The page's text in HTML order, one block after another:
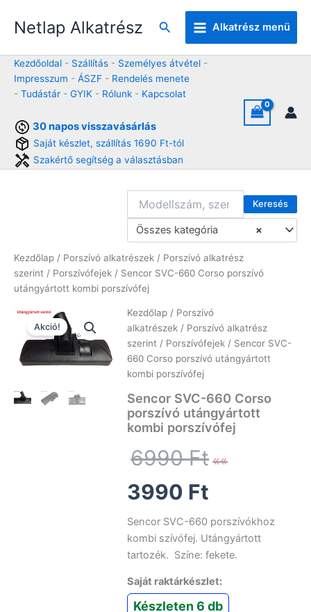
Netlap Alkatrész Keresés Alkatrész menü
Kezdőoldal - Szállítás - Személyes átvétel -
Impresszum - ÁSZF - Rendelés menete
- Tudástár - GYIK - Rólunk - Kapcsolat
30 napos visszavásárlás
Saját készlet, szállítás 1690 Ft-tól
Szakértő segítség a választásban
Keresés
×
Összes kategória
Kezdőlap / Porszívó alkatrészek / Porszívó alkatrész
szerint / Porszívófejek / Sencor SVC-660 Corso porszívó
utángyártott kombi porszívófej
Akció!
Kezdőlap / Porszívó
alkatrészek / Porszívó alkatrész
szerint / Porszívófejek / Sencor SVC-
660 Corso porszívó utángyártott
kombi porszívófej
Sencor SVC-660 Corso
porszívó utángyártott
kombi porszívófej
6990Ft
Original
was:
6990 Ft.
3990 Ft
price
is:
3990 Ft.
Sencor SVC-660 porszívókhoz
kombi szívófej. Utángyártott
tartozék. Színe: fekete.
Saját raktárkészlet:
Készleten 6 db